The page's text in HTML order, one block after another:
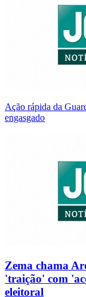
Ação rápida da
engasgado
Zema chama
'traição' com
eleitoral